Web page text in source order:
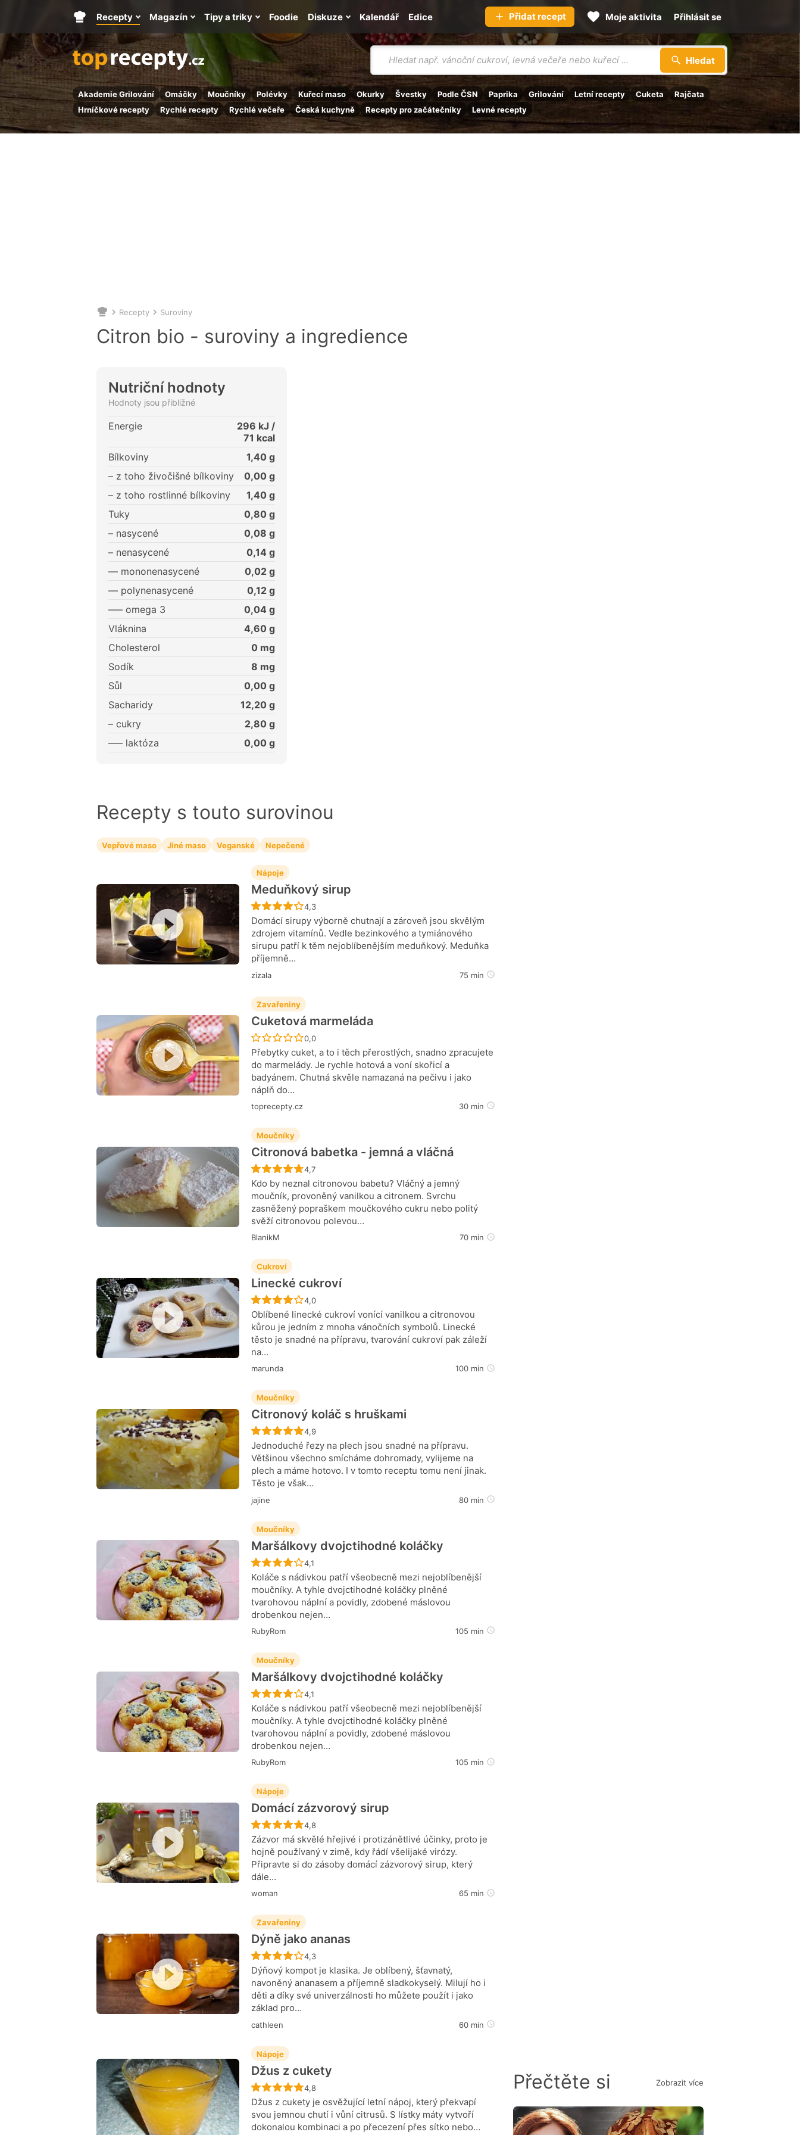
Vyhledávání
Hledat
Akademie Grilování Omáčky Moučníky Polévky Kuřecí maso Okurky Švestky Podle ČSN Paprika Grilování Letní recepty Cuketa
Rajčata
Hrníčkové recepty
Rychlé recepty Rychlé večeře Česká kuchyně Recepty pro začátečníky Levné recepty
Hlavní
stránka
Recepty Magazín Tipy a triky Kalendář
Foodie Diskuze Edice Přidat recept Moje aktivita Přihlásit se
Nacházíte
se
zde:
Recepty Suroviny
Citron bio - suroviny a ingredience
Nutriční hodnoty
Hodnoty jsou přibližné
Energie 296 kJ /
71 kcal
Bílkoviny
1,40 g
– z toho živočišné bílkoviny
0,00 g
– z toho rostlinné bílkoviny
1,40 g
Tuky
0,80 g
– nasycené
0,08 g
– nenasycené
0,14 g
–– mononenasycené
0,02 g
–– polynenasycené
0,12 g
––– omega 3
0,04 g
Vláknina
4,60 g
Cholesterol
0 mg
Sodík
8 mg
Sůl
0,00 g
Sacharidy
12,20 g
– cukry
2,80 g
––– laktóza
0,00 g
Recepty s touto surovinou
Vepřové maso Jiné maso Veganské Nepečené
Nápoje
Meduňkový sirup
Recept ještě nebyl hodnocen
4,3
Domácí sirupy výborně chutnají a zároveň jsou skvělým
zdrojem vitamínů. Vedle bezinkového a tymiánového
sirupu patří k těm nejoblíbenějším meduňkový. Meduňka
příjemně…
zizala 75 min
Zavařeniny
Cuketová marmeláda
Recept ještě nebyl hodnocen
0,0
Přebytky cuket, a to i těch přerostlých, snadno zpracujete
do marmelády. Je rychle hotová a voní skořicí a
badyánem. Chutná skvěle namazaná na pečivu i jako
náplň do…
toprecepty.cz 30 min
Moučníky
Citronová babetka - jemná a vláčná
Recept ještě nebyl hodnocen
4,7
Kdo by neznal citronovou babetu? Vláčný a jemný
moučník, provoněný vanilkou a citronem. Svrchu
zasněžený popraškem moučkového cukru nebo politý
svěží citronovou polevou…
BlanikM 70 min
Cukroví
Linecké cukroví
Recept ještě nebyl hodnocen
4,0
Oblíbené linecké cukroví vonící vanilkou a citronovou
kůrou je jedním z mnoha vánočních symbolů. Linecké
těsto je snadné na přípravu, tvarování cukroví pak záleží
na…
marunda 100 min
Moučníky
Citronový koláč s hruškami
Recept ještě nebyl hodnocen
4,9
Jednoduché řezy na plech jsou snadné na přípravu.
Většinou všechno smícháme dohromady, vylijeme na
plech a máme hotovo. I v tomto receptu tomu není jinak.
Těsto je však…
jajine 80 min
Moučníky
Maršálkovy dvojctihodné koláčky
Recept ještě nebyl hodnocen
4,1
Koláče s nádivkou patří všeobecně mezi nejoblíbenější
moučníky. A tyhle dvojctihodné koláčky plněné
tvarohovou náplní a povidly, zdobené máslovou
drobenkou nejen…
RubyRom 105 min
Moučníky
Maršálkovy dvojctihodné koláčky
Recept ještě nebyl hodnocen
4,1
Koláče s nádivkou patří všeobecně mezi nejoblíbenější
moučníky. A tyhle dvojctihodné koláčky plněné
tvarohovou náplní a povidly, zdobené máslovou
drobenkou nejen…
RubyRom 105 min
Nápoje
Domácí zázvorový sirup
Recept ještě nebyl hodnocen
4,8
Zázvor má skvělé hřejivé i protizánětlivé účinky, proto je
hojně používaný v zimě, kdy řádí všelijaké virózy.
Připravte si do zásoby domácí zázvorový sirup, který
dále…
woman 65 min
Zavařeniny
Dýně jako ananas
Recept ještě nebyl hodnocen
4,3
Dýňový kompot je klasika. Je oblíbený, šťavnatý,
navoněný ananasem a příjemně sladkokyselý. Milují ho i
děti a díky své univerzálnosti ho můžete použít i jako
základ pro…
cathleen 60 min
Nápoje
Džus z cukety
Recept ještě nebyl hodnocen
4,8
Džus z cukety je osvěžující letní nápoj, který překvapí
svou jemnou chutí i vůní citrusů. S lístky máty vytvoří
dokonalou kombinaci a po přecezení přes sítko nebo…
Přečtěte si Zobrazit více